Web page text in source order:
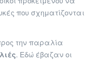
που σχηματίζονται
την παραλία
. Εδώ έβαζαν οι